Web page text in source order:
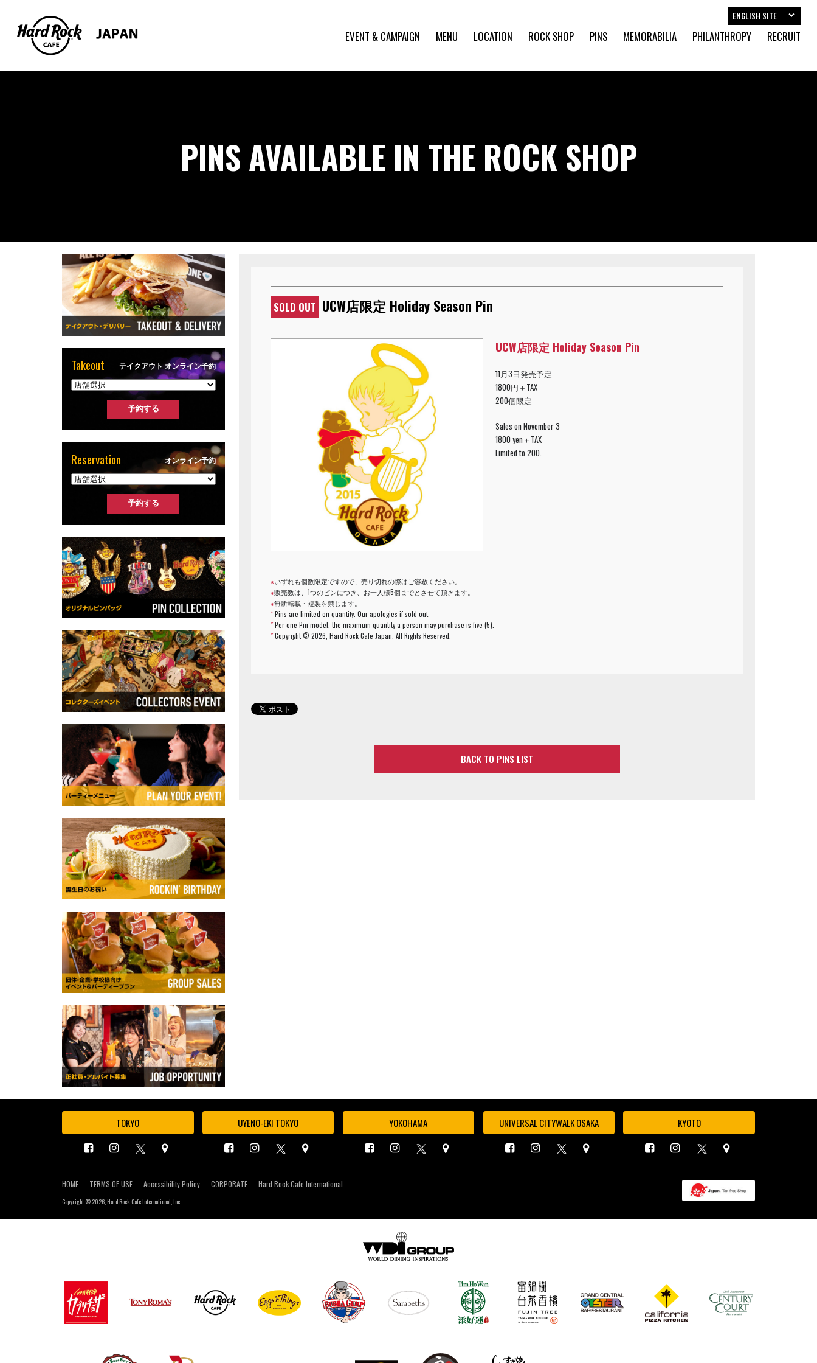
EVENT & CAMPAIGN MENU LOCATION ROCK SHOP PINS MEMORABILIA PHILANTHROPY RECRUIT
ENGLISH SITE
PINS AVAILABLE IN THE ROCK SHOP
SOLD OUT UCW店限定 Holiday Season Pin
UCW店限定 Holiday Season Pin
11月3日発売予定
1800円＋TAX
200個限定
Sales on November 3
1800 yen＋TAX
Limited to 200.
※いずれも個数限定ですので、売り切れの際はご容赦ください。
※販売数は、1つのピンにつき、お一人様5個までとさせて頂きます。
※無断転載・複製を禁じます。
*Pins are limited on quantity. Our apologies if sold out.
*Per one Pin-model, the maximum quantity a person may purchase is five (5).
*Copyright ©2026, Hard Rock Cafe Japan. All Rights Reserved.
BACK TO PINS LIST
Takeout テイクアウト オンライン予約
Reservation オンライン予約
TOKYO UYENO-EKI TOKYO YOKOHAMA UNIVERSAL CITYWALK OSAKA KYOTO
HOME TERMS OF USE Accessibility Policy CORPORATE Hard Rock Cafe International
Copyright © 2026, Hard Rock Cafe International, Inc.